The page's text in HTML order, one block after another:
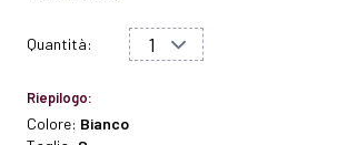
Quantità:
Riepilogo:
Colore: Bianco